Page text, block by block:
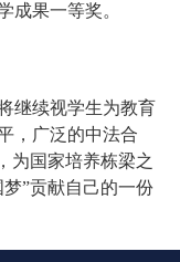
成果一等奖。
继续视学生为教育
，广泛的中法合
为国家培养栋梁之
”贡献自己的一份